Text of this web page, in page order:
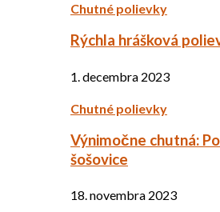
Chutné polievky
Rýchla hrášková
1. decembra 2023
Chutné polievky
Výnimočne chutná:
šošovice
18. novembra 2023